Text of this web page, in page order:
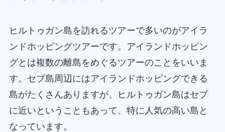
ヒルトゥガン島を訪れるツアーで多いのがアイラ
ンドホッピングツアーです。アイランドホッピン
グとは複数の離島をめぐるツアーのことをいいま
す。セブ島周辺にはアイランドホッピングできる
島がたくさんありますが、ヒルトゥガン島はセブ
に近いということもあって、特に人気の高い島と
なっています。